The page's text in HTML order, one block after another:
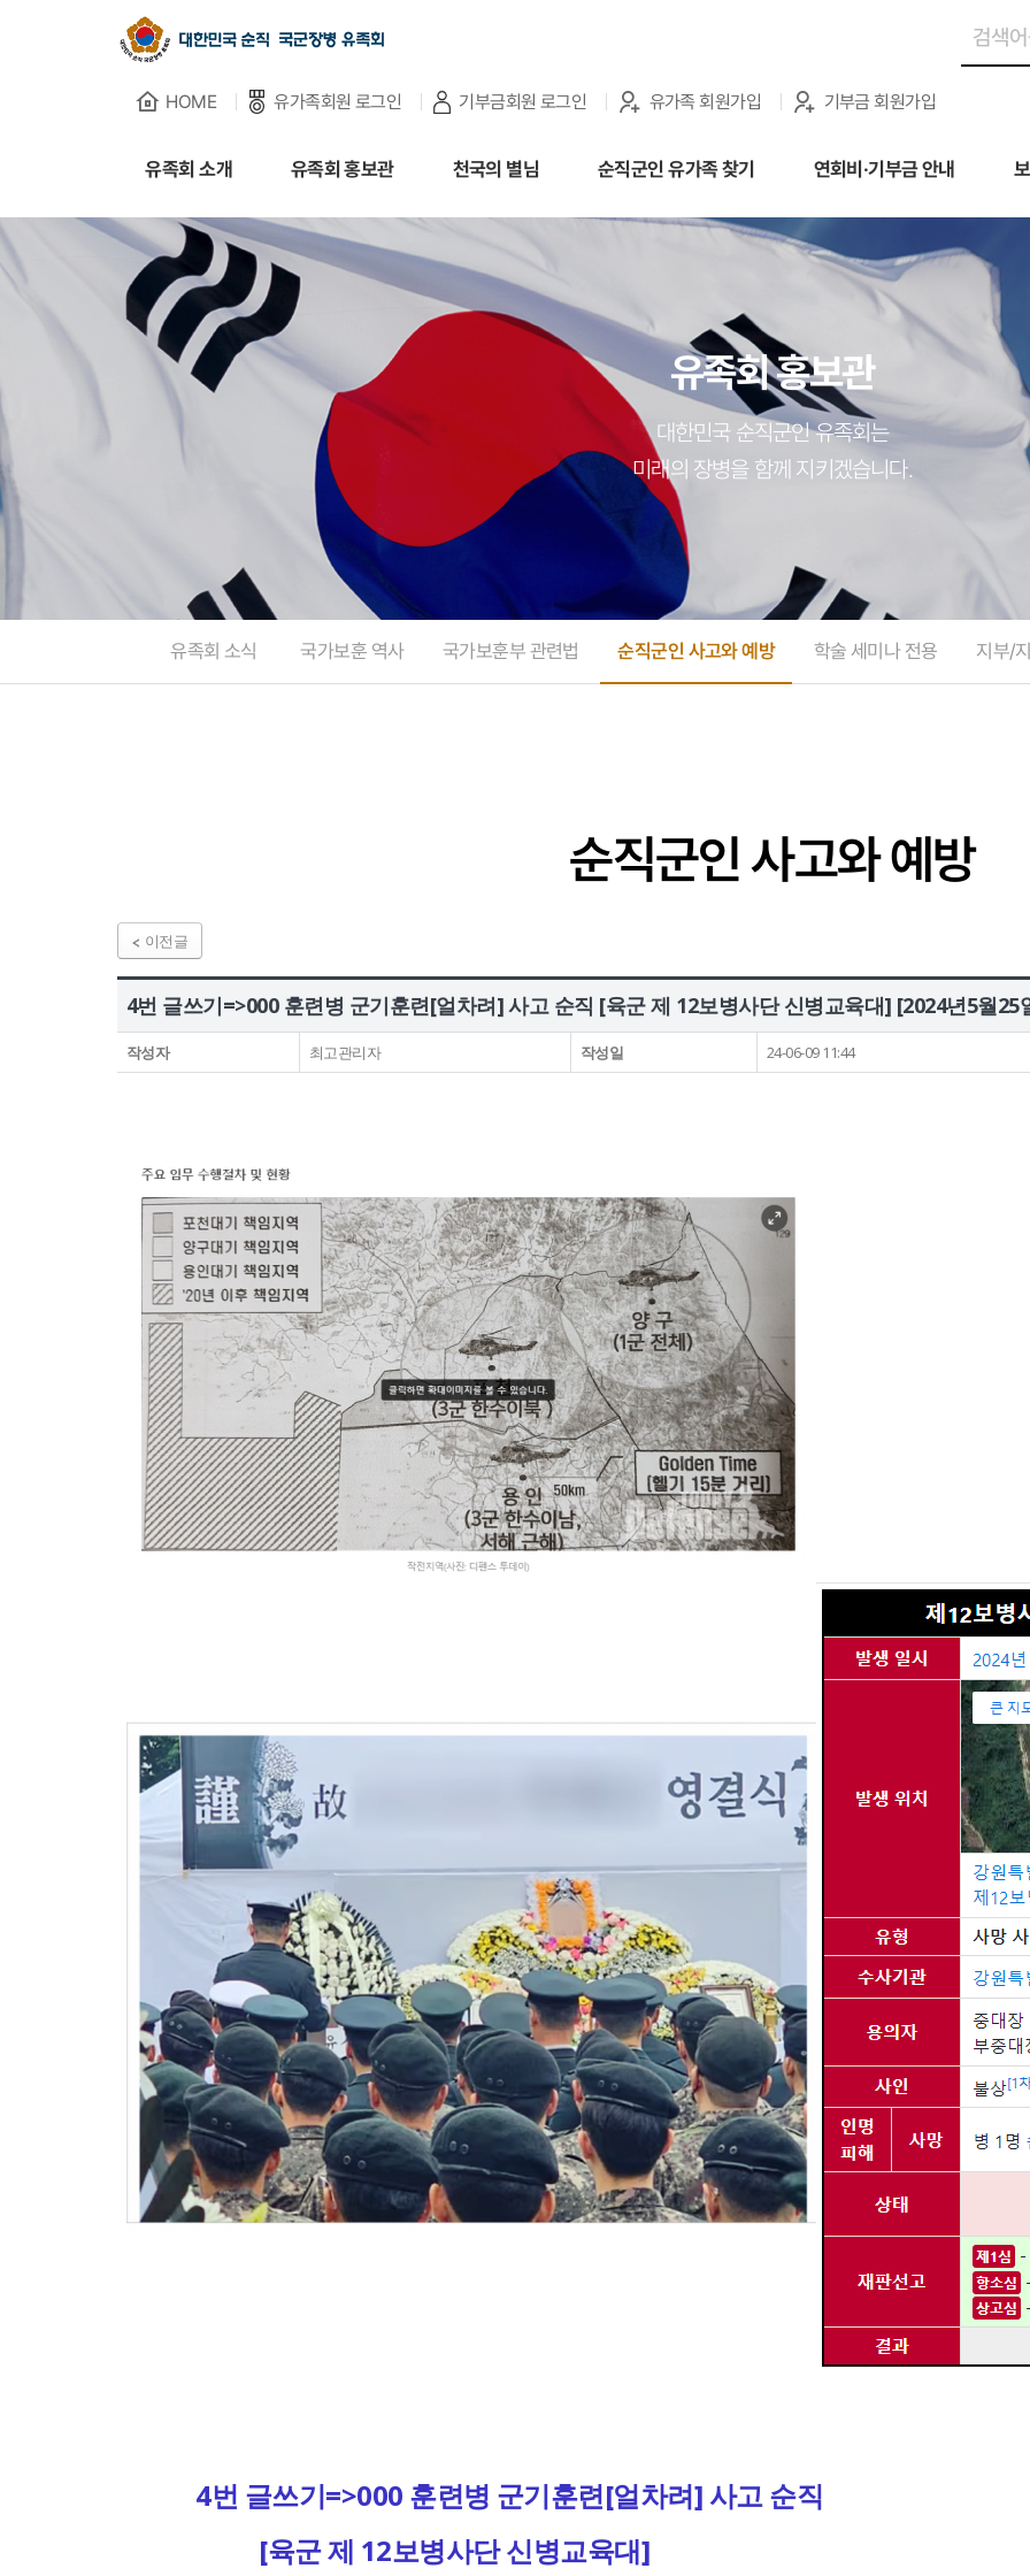
순직군인 유가족 찾기
연회비·기부금 안내
주요활동사업
HOME 유가족회원 로그인
기부금회원 로그인
유가족 회원가입
기부금 회원가입
HOME 유가족회원 로그인 기부금회원 로그인 유가족 회원가입 기부금 회원가입
유족회 소개 유족회 홍보관 천국의 별님 순직군인 유가족 찾기 연회비·기부금 안내
유족회 홍보관
대한민국 순직군인 유족회는
미래의 장병을 함께 지키겠습니다.
유족회 소식 국가보훈 역사 국가보훈부 관련법 순직군인 사고와 예방 학술 세미나 전용 지부/
순직군인 사고와 예방
이전글
4번 글쓰기=>000 훈련병 군기훈련[얼차려] 사고 순직 [육군 제 12보병사단 신병교육대] [2024년5월25
작성자 최고관리자 작성일 24-06-09 11:44
4번 글쓰기=>000 훈련병 군기훈련[얼차려] 사고 순직
[육군 제 12보병사단 신병교육대]